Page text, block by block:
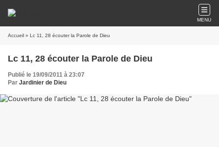
MENU
Accueil » Lc 11, 28 écouter la Parole de Dieu
Lc 11, 28 écouter la Parole de Dieu
Publié le 19/09/2011 à 23:07
Par Jardinier de Dieu